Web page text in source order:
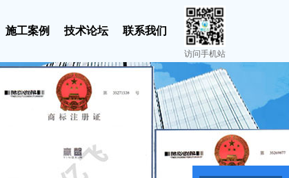
施工案例 技术论坛 联系我们
访问手机站